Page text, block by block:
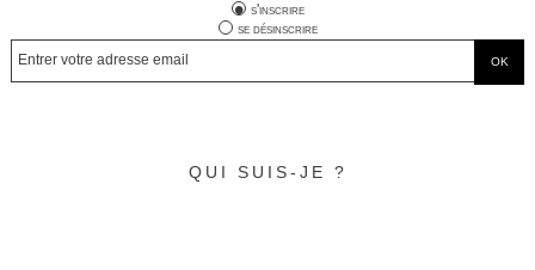
s'inscrire
se désinscrire
QUI SUIS-JE ?